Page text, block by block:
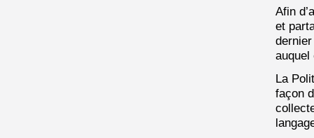
Afin
et
auquel
La
façon